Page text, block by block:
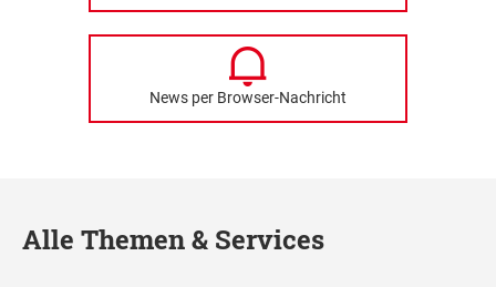
News per Browser-Nachricht
Alle Themen & Services